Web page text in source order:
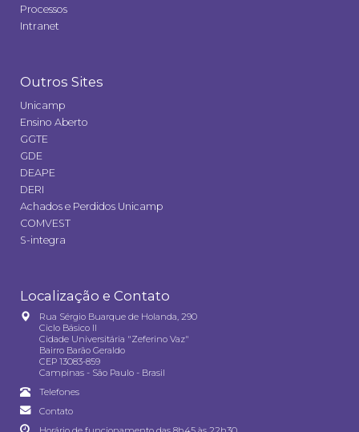
Processos
Intranet
Outros Sites
Unicamp
Ensino Aberto
GGTE
GDE
DEAPE
DERI
Achados e Perdidos Unicamp
COMVEST
S-integra
Localização e Contato
Rua Sérgio Buarque de Holanda, 290
Ciclo Básico II
Cidade Universitária "Zeferino Vaz"
Bairro Barão Geraldo
CEP 13083-859
Campinas - São Paulo - Brasil
Telefones
Contato